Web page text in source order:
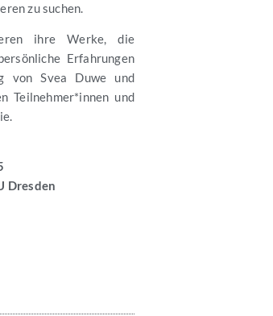
zu suchen.
ihre Werke, die
Erfahrungen
von Svea Duwe und
Teilnehmer*innen und
Dresden